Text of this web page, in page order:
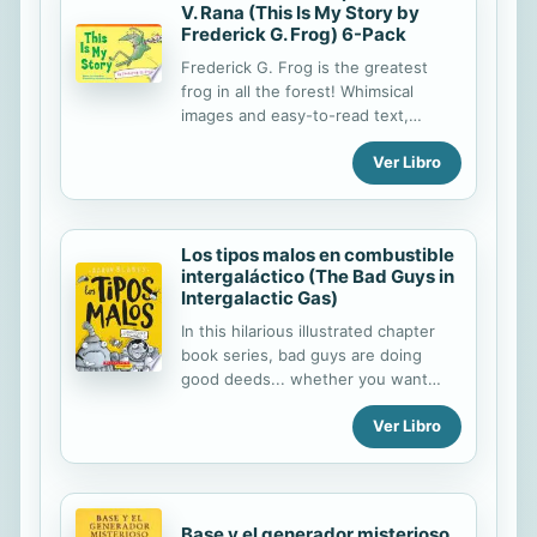
V. Rana (This Is My Story by
Frederick G. Frog) 6-Pack
Frederick G. Frog is the greatest
frog in all the forest! Whimsical
images and easy-to-read text,
translated in Spanish, take young
readers on a journey with Frederick
through the forest as he cites all the
addition, Frederick asks children to
think about what makes them
special. This 6-Pack includes six
copies of this title and a lesson plan.
Ver Libro
Los tipos malos en combustible
intergaláctico (The Bad Guys in
Intergalactic Gas)
In this hilarious illustrated chapter
book series, bad guys are doing
good deeds... whether you want
them to or not! La mala noticia es
que el mundo se va a acabar. ¡La
buena es que los Tipos Malos están
tengan que "pedir prestado" un
Ver Libro